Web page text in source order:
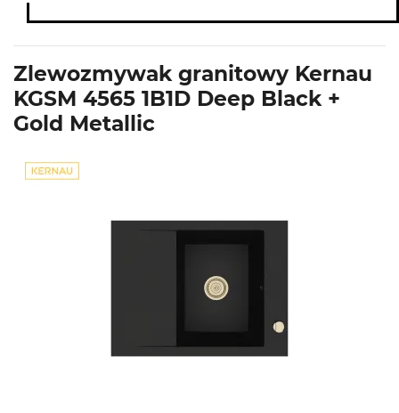
Zlewozmywak granitowy Kernau
KGSM 4565 1B1D Deep Black +
Gold Metallic